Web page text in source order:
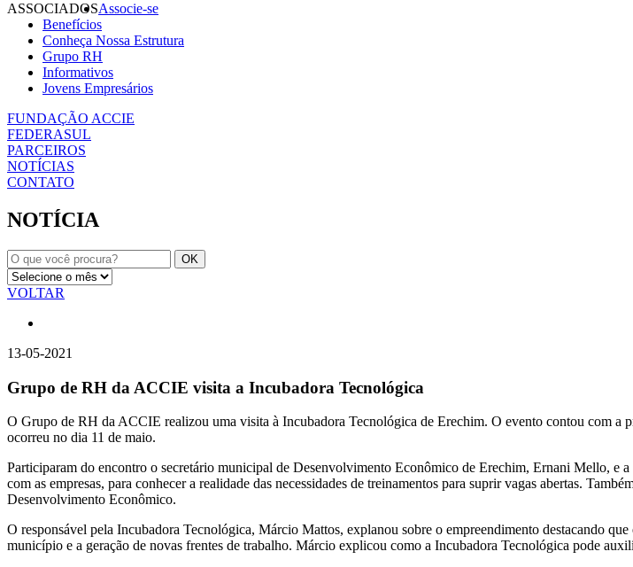
ASSOCIADOSAssocie-se
Benefícios
Conheça Nossa Estrutura
Grupo RH
Informativos
Jovens Empresários
FUNDAÇÃO ACCIE
FEDERASUL
PARCEIROS
NOTÍCIAS
CONTATO
NOTÍCIA
VOLTAR
13-05-2021
Grupo de RH da ACCIE visita a Incubadora Tecnológica
O Grupo de RH da ACCIE realizou uma visita à Incubadora Tecnológica de Erechim. O evento contou com a
ocorreu no dia 11 de maio.
Participaram do encontro o secretário municipal de Desenvolvimento Econômico de Erechim, Ernani Mello, e
com as empresas, para conhecer a realidade das necessidades de treinamentos para suprir vagas abertas.
Desenvolvimento Econômico.
O responsável pela Incubadora Tecnológica, Márcio Mattos, explanou sobre o empreendimento destacando
município e a geração de novas frentes de trabalho. Márcio explicou como a Incubadora Tecnológica pode